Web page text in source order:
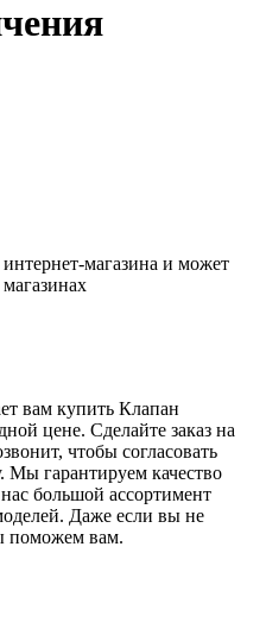
магазина и может
вам купить Клапан
цене. Сделайте заказ на
чтобы согласовать
Мы гарантируем качество
большой ассортимент
Даже если вы не
поможем вам.